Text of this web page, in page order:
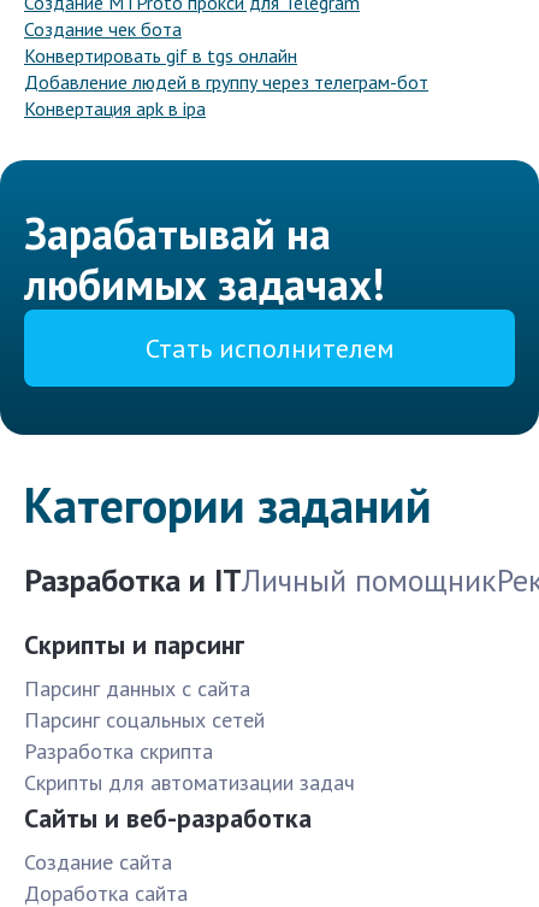
Создание чек бота
Конвертировать gif в tgs онлайн
Добавление людей в группу через телеграм-бот
Конвертация apk в ipa
Зарабатывай на
любимых задачах!
Стать исполнителем
Категории заданий
Разработка и ITЛичный помощник
Скрипты и парсинг
Парсинг данных с сайта
Парсинг соцальных сетей
Разработка скрипта
Скрипты для автоматизации задач
Сайты и веб-разработка
Создание сайта
Доработка сайта